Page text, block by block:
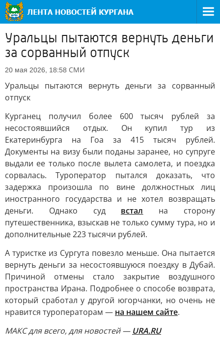
Уральцы пытаются вернуть деньги
за сорванный отпуск
20 мая 2026, 18:58 СМИ
Уральцы пытаются вернуть деньги за сорванный
отпуск
Курганец получил более 600 тысяч рублей за
несостоявшийся отдых. Он купил тур из
Екатеринбурга на Гоа за 415 тысяч рублей.
Документы на визу были поданы заранее, но супруге
выдали ее только после вылета самолета, и поездка
сорвалась. Туроператор пытался доказать, что
задержка произошла по вине должностных лиц
иностранного государства и не хотел возвращать
деньги. Однако суд встал на сторону
путешественника, взыскав не только сумму тура, но и
дополнительные 223 тысячи рублей.
А туристке из Сургута повезло меньше. Она пытается
вернуть деньги за несостоявшуюся поездку в Дубай.
Причиной отмены стало закрытие воздушного
пространства Ирана. Подробнее о способе возврата,
который сработал у другой югорчанки, но очень не
нравится туроператорам — на нашем сайте.
МАКС для всего, для новостей — URA.RU